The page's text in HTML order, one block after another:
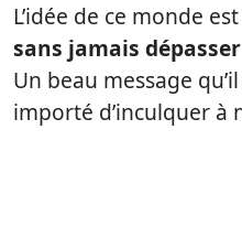
L’idée de ce monde
sans jamais
Un beau message
importé d’inculquer à